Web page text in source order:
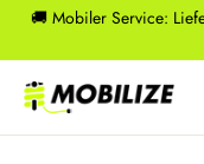
Direkt
Inhalt
🚚 Mobiler Service: